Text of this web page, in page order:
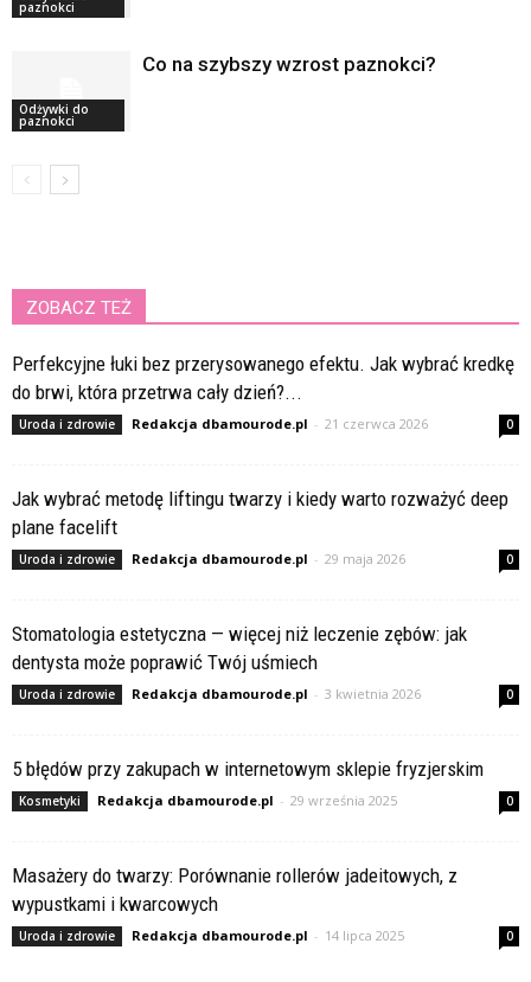
paznokci
Odżywki do
paznokci
Co na szybszy wzrost paznokci?
ZOBACZ TEŻ
Perfekcyjne łuki bez przerysowanego efektu. Jak wybrać kredkę
do brwi, która przetrwa cały dzień?...
Uroda i zdrowie Redakcja dbamourode.pl - 21 czerwca 2026 0
Jak wybrać metodę liftingu twarzy i kiedy warto rozważyć deep
plane facelift
Uroda i zdrowie Redakcja dbamourode.pl - 29 maja 2026 0
Stomatologia estetyczna — więcej niż leczenie zębów: jak
dentysta może poprawić Twój uśmiech
Uroda i zdrowie Redakcja dbamourode.pl - 3 kwietnia 2026 0
5 błędów przy zakupach w internetowym sklepie fryzjerskim
Kosmetyki Redakcja dbamourode.pl - 29 września 2025 0
Masażery do twarzy: Porównanie rollerów jadeitowych, z
wypustkami i kwarcowych
Uroda i zdrowie Redakcja dbamourode.pl - 14 lipca 2025 0